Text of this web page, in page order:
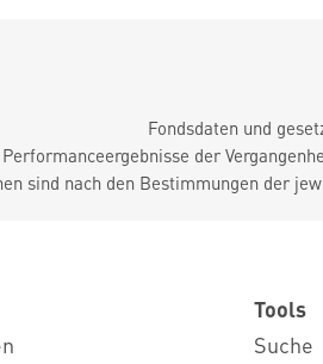
Fondsdaten und
Performanceergebnisse der
sind nach den Bestimmungen der
Tools
Suche